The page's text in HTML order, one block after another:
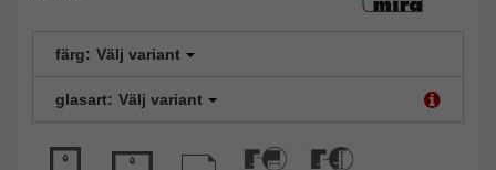
färg: Välj variant
glasart: Välj variant